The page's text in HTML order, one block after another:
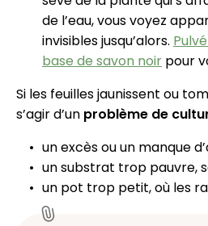
de l’eau, vous voyez
invisibles jusqu’alors.
base de savon noir pour
Si les feuilles jaunissent ou
s’agir d’un problème de
un excès ou un manque
un substrat trop pauvre,
un pot trop petit, où les